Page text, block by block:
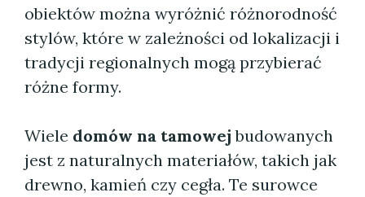
obiektów można wyróżnić różnorodność
stylów, które w zależności od lokalizacji i
tradycji regionalnych mogą przybierać
różne formy.
Wiele domów na tamowej budowanych
jest z naturalnych materiałów, takich jak
drewno, kamień czy cegła. Te surowce